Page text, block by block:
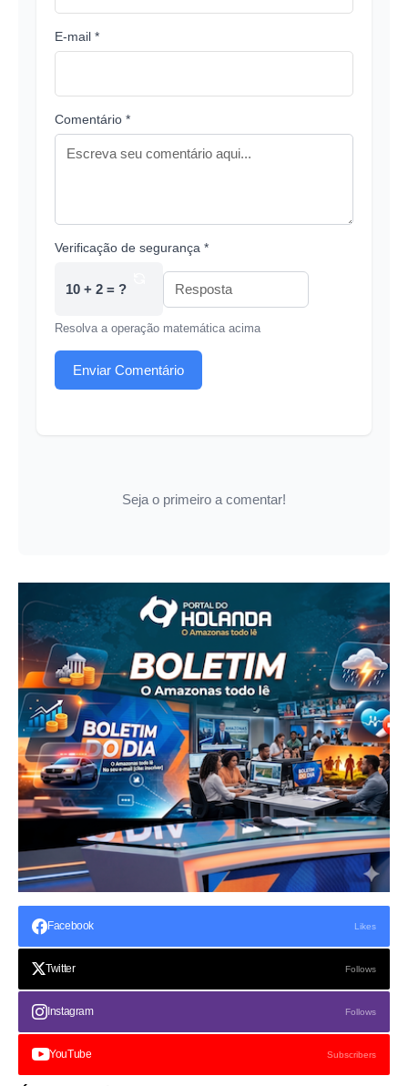
E-mail *
Comentário *
Verificação de segurança *
10 + 2 = ?
Resolva a operação matemática acima
Enviar Comentário
Seja o primeiro a comentar!
Facebook Likes
Twitter Follows
Instagram Follows
YouTube Subscribers